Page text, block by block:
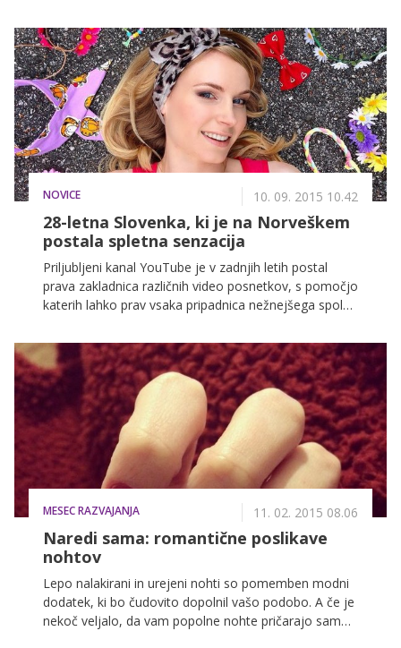
svetu, obenem pa je to lahko tudi odličen vir zaslužka.
Med pripadnicami nežnejšega spola so prava modna
muha postali različni modni in lepotni video blogi, nad
njimi pa se je navdušila tudi Neva Šušmelj, ki svoje
videe objavlja v slovenskem jeziku. Ker gre za enega
izmed največjih spletnih trendov današnjega časa,
smo z Nevo poklepetali o tem, kje dobi navdih, kdo
vse spremlja njene objave in kakšen nasvet bi dala
vsem tistim, ki razmišljajo o tem, da bi postali vlogerji!
NOVICE 10. 09. 2015 10.42
28-letna Slovenka, ki je na Norveškem
postala spletna senzacija
Priljubljeni kanal YouTube je v zadnjih letih postal
prava zakladnica različnih video posnetkov, s pomočjo
katerih lahko prav vsaka pripadnica nežnejšega spola
pričesko na tisoč in en način, izdela svojo unikatno
torbico, oblačila in nakit, ter z malo spretnosti in vaje
ustvarja zabavne in prekrasne poslikave nohtov. Nad
snemanjem videov se je pred 3 leti navdušila tudi
mlada Slovenka in postala prava spletna senzacija.
MESEC RAZVAJANJA 11. 02. 2015 08.06
Naredi sama: romantične poslikave
nohtov
Lepo nalakirani in urejeni nohti so pomemben modni
dodatek, ki bo čudovito dopolnil vašo podobo. A če je
nekoč veljalo, da vam popolne nohte pričarajo samo